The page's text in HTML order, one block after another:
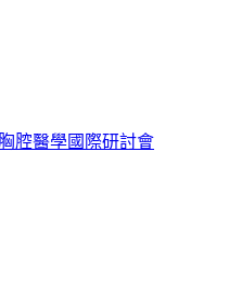
腔醫學國際研討會